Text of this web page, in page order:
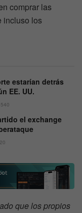
comprar las
incluso los
estarían detrás
EE. UU.
540
el exchange
que los propios